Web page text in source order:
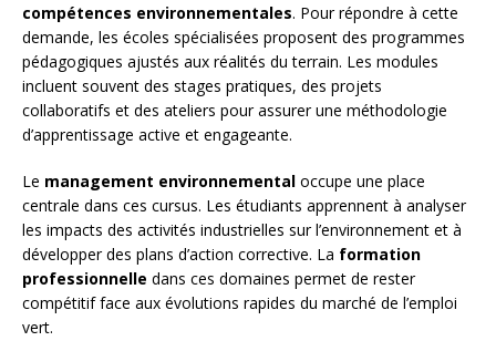
compétences environnementales. Pour répondre à cette
demande, les écoles spécialisées proposent des programmes
pédagogiques ajustés aux réalités du terrain. Les modules
incluent souvent des stages pratiques, des projets
collaboratifs et des ateliers pour assurer une méthodologie
d’apprentissage active et engageante.
Le management environnemental occupe une place
centrale dans ces cursus. Les étudiants apprennent à analyser
les impacts des activités industrielles sur l’environnement et à
développer des plans d’action corrective. La formation
professionnelle dans ces domaines permet de rester
compétitif face aux évolutions rapides du marché de l’emploi
vert.